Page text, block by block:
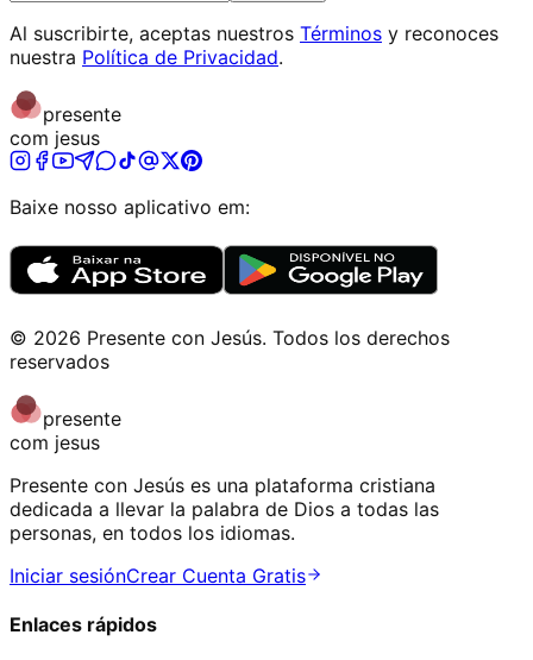
Al suscribirte, aceptas nuestros Términos y reconoces
nuestra Política de Privacidad.
presente
com jesus
Baixe nosso aplicativo em:
© 2026 Presente con Jesús. Todos los derechos
reservados
presente
com jesus
Presente con Jesús es una plataforma cristiana
dedicada a llevar la palabra de Dios a todas las
personas, en todos los idiomas.
Iniciar sesiónCrear Cuenta Gratis
Enlaces rápidos